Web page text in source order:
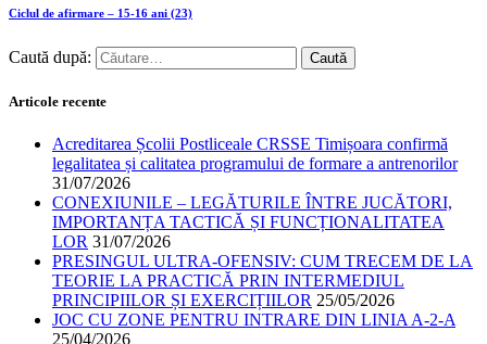
Ciclul de afirmare – 15-16 ani (23)
Caută după:
Articole recente
Acreditarea Școlii Postliceale CRSSE Timișoara confirmă
legalitatea și calitatea programului de formare a antrenorilor
31/07/2026
CONEXIUNILE – LEGĂTURILE ÎNTRE JUCĂTORI,
IMPORTANȚA TACTICĂ ȘI FUNCȚIONALITATEA
LOR 31/07/2026
PRESINGUL ULTRA-OFENSIV: CUM TRECEM DE LA
TEORIE LA PRACTICĂ PRIN INTERMEDIUL
PRINCIPIILOR ȘI EXERCIȚIILOR 25/05/2026
JOC CU ZONE PENTRU INTRARE DIN LINIA A-2-A
25/04/2026